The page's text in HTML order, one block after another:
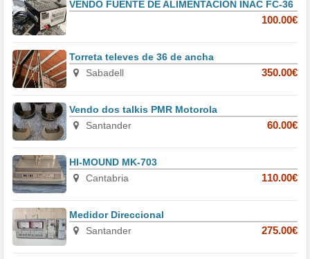
VENDO FUENTE DE ALIMENTACIÓN INAC FC-36
100.00€
Torreta televes de 36 de ancha
Sabadell
350.00€
Vendo dos talkis PMR Motorola
Santander
60.00€
HI-MOUND MK-703
Cantabria
110.00€
Medidor Direccional
Santander
275.00€